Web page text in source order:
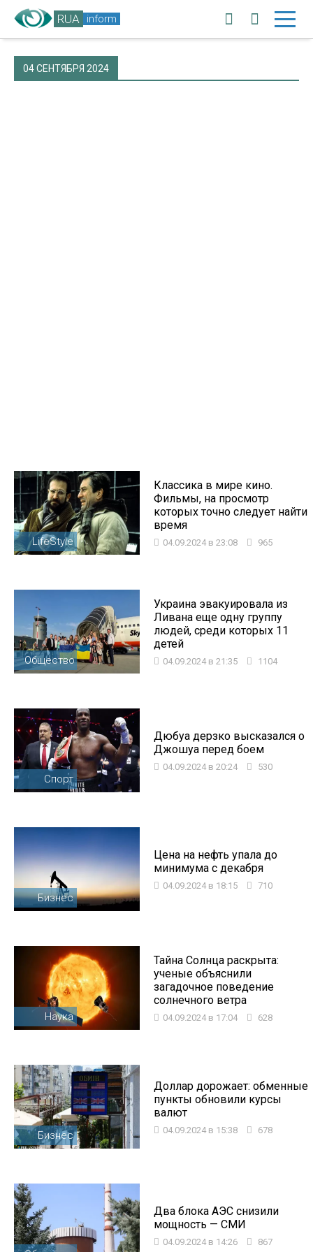
RUA inform
04 СЕНТЯБРЯ 2024
LifeStyle
Классика в мире кино.
Фильмы, на просмотр
которых точно следует найти
время
04.09.2024 в 23:08 965
Общество
Украина эвакуировала из
Ливана еще одну группу
людей, среди которых 11
детей
04.09.2024 в 21:35 1104
Спорт
Дюбуа дерзко высказался о
Джошуа перед боем
04.09.2024 в 20:24 530
Бизнес
Цена на нефть упала до
минимума с декабря
04.09.2024 в 18:15 710
Наука
Тайна Солнца раскрыта:
ученые объяснили
загадочное поведение
солнечного ветра
04.09.2024 в 17:04 628
Бизнес
Доллар дорожает: обменные
пункты обновили курсы
валют
04.09.2024 в 15:38 678
Два блока АЭС снизили
мощность — СМИ
04.09.2024 в 14:26 867